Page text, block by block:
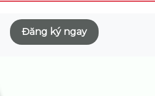
Đăng ký ngay